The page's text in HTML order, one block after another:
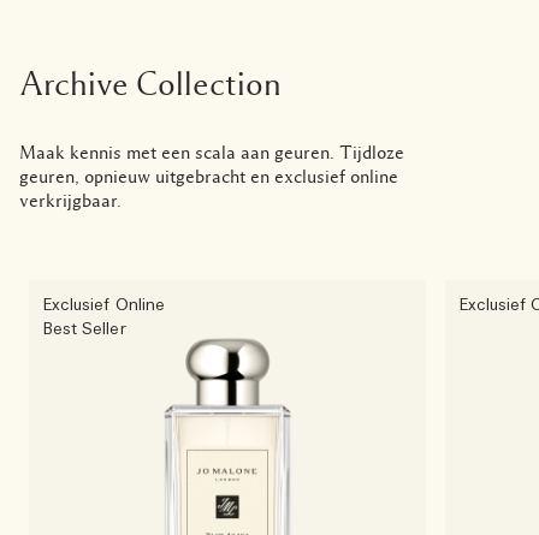
Archive Collection
Maak kennis met een scala aan geuren. Tijdloze
geuren, opnieuw uitgebracht en exclusief online
verkrijgbaar.
Exclusief Online
Best Seller
Exclusief